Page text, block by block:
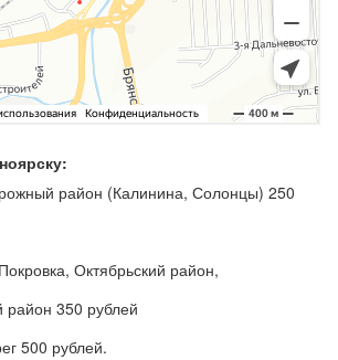
район (Калинина, Солонцы) 250
Октябрьский район,
район 350 рублей
500 рублей.